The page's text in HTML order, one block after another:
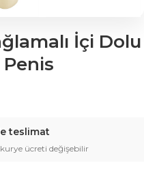
İçi Dolu
teslimat
kurye ücreti değişebilir